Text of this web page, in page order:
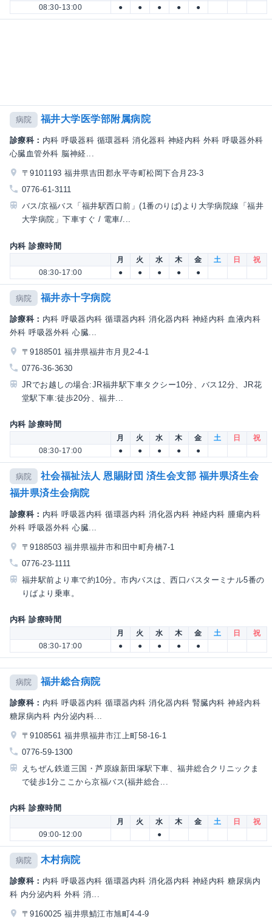
08:30-13:00
● ● ● ● ●
病院 福井大学医学部附属病院
診療科： 内科 呼吸器科 循環器科 消化器科 神経内科 外科 呼吸器外科
心臓血管外科 脳神経...
〒9101193 福井県吉田郡永平寺町松岡下合月23-3
0776-61-3111
バス/京福バス「福井駅西口前」(1番のりば)より大学病院線「福井
大学病院」下車すぐ / 電車/...
内科 診療時間
月 火 水 木 金 土 日
祝
08:30-17:00
● ● ● ● ●
病院 福井赤十字病院
診療科： 内科 呼吸器内科 循環器内科 消化器内科 神経内科 血液内科
外科 呼吸器外科 心臓...
〒9188501 福井県福井市月見2-4-1
0776-36-3630
JRでお越しの場合:JR福井駅下車タクシー10分、バス12分、JR花
堂駅下車:徒歩20分、福井...
内科 診療時間
月 火 水 木 金 土 日
祝
08:30-17:00
● ● ● ● ●
病院
社会福祉法人 恩賜財団 済生会支部 福井県済生会
福井県済生会病院
診療科： 内科 呼吸器内科 循環器内科 消化器内科 神経内科 腫瘍内科
外科 呼吸器外科 心臓...
〒9188503 福井県福井市和田中町舟橋7-1
0776-23-1111
福井駅前より車で約10分。市内バスは、西口バスターミナル5番の
りばより乗車。
内科 診療時間
月 火 水 木 金 土 日
祝
08:30-17:00
● ● ● ● ●
病院 福井総合病院
診療科： 内科 呼吸器内科 循環器内科 消化器内科 腎臓内科 神経内科
糖尿病内科 内分泌内科...
〒9108561 福井県福井市江上町58-16-1
0776-59-1300
えちぜん鉄道三国・芦原線新田塚駅下車、福井総合クリニックま
で徒歩1分ここから京福バス(福井総合...
内科 診療時間
月 火 水 木 金 土 日
祝
09:00-12:00
●
病院 木村病院
診療科： 内科 呼吸器内科 循環器内科 消化器内科 神経内科 糖尿病内
科 内分泌内科 外科 消...
〒9160025 福井県鯖江市旭町4-4-9